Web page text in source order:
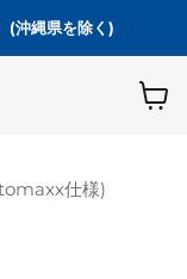
(沖縄県を除く)
仕様)